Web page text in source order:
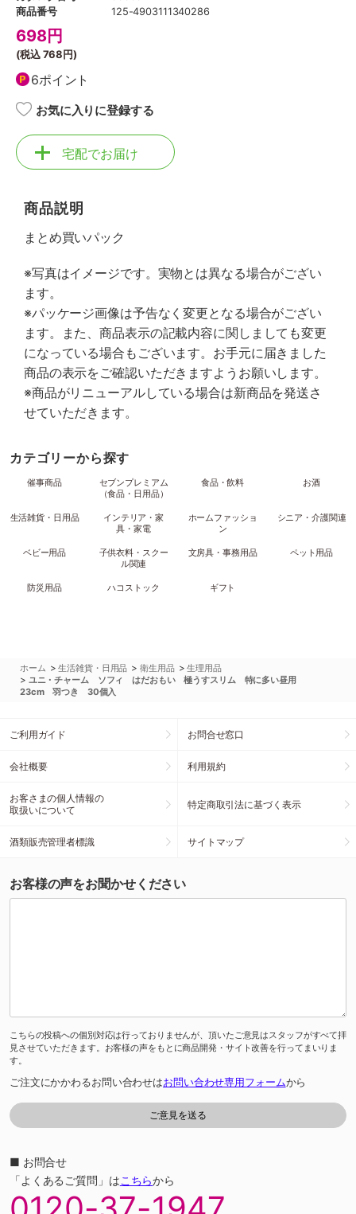
商品番号
125-4903111340286
698円
(税込768円)
6ポイント
お気に入りに登録する
宅配でお届け
商品説明
まとめ買いパック
※写真はイメージです。実物とは異なる場合がござい
ます。
※パッケージ画像は予告なく変更となる場合がござい
ます。また、商品表示の記載内容に関しましても変更
になっている場合もございます。お手元に届きました
商品の表示をご確認いただきますようお願いします。
※商品がリニューアルしている場合は新商品を発送さ
せていただきます。
カテゴリーから探す
催事商品
セブンプレミアム
（食品・日用品）
食品・飲料 お酒
生活雑貨・日用品
インテリア・家
具・家電
ホームファッショ
ン
シニア・介護関連
ベビー用品
子供衣料・スクー
ル関連
文房具・事務用品 ペット用品
防災用品 ハコストック ギフト
ホーム >生活雑貨・日用品 >衛生用品 >生理用品
> ユニ・チャーム ソフィ はだおもい 極うすスリム 特に多い昼用
23cm 羽つき 30個入
ご利用ガイド お問合せ窓口
会社概要 利用規約
お客さまの個人情報の
取扱いについて
特定商取引法に基づく表示
酒類販売管理者標識 サイトマップ
お客様の声をお聞かせください
こちらの投稿への個別対応は行っておりませんが、頂いたご意見はスタッフがすべて拝
見させていただきます。お客様の声をもとに商品開発・サイト改善を行ってまいりま
す。
ご注文にかかわるお問い合わせはお問い合わせ専用フォームから
■ お問合せ
「よくあるご質問」はこちらから